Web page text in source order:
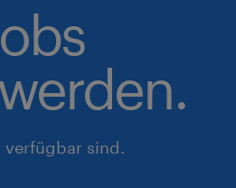
verfügbar sind.